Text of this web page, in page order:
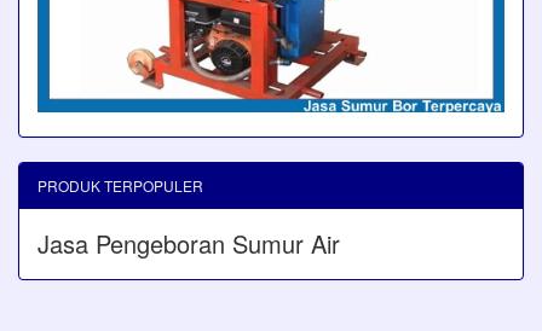
PRODUK TERPOPULER
Jasa Pengeboran Sumur Air